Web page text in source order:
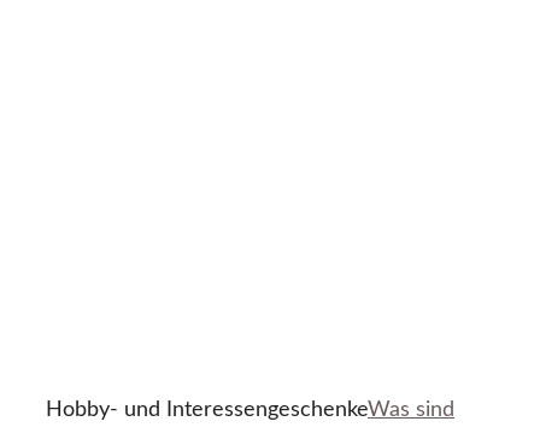
Hobby- und InteressengeschenkeWas sind